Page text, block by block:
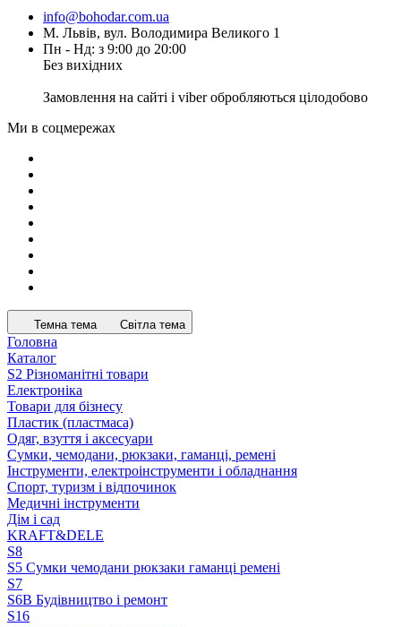
info@bohodar.com.ua
М. Львів, вул. Володимира Великого 1
Пн - Нд: з 9:00 до 20:00
Без вихідних
Замовлення на сайті і viber обробляються цілодобово
Ми в соцмережах
Темна тема Світла тема
Головна
Каталог
S2 Різноманітні товари
Електроніка
Товари для бізнесу
Пластик (пластмаса)
Одяг, взуття і аксесуари
Сумки, чемодани, рюкзаки, гаманці, ремені
Інструменти, електроінструменти і обладнання
Спорт, туризм і відпочинок
Медичні інструменти
Дім і сад
KRAFT&DELE
S8
S5 Сумки чемодани рюкзаки гаманці ремені
S7
S6B Будівництво і ремонт
S16